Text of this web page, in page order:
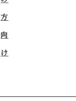
方
向
け